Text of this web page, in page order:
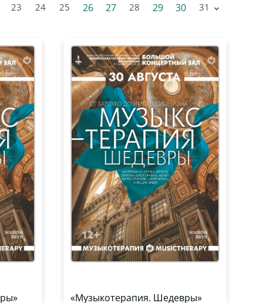
23 24 25 26 27 28 29 30 31
«Музыкотерапия. Шедевры»